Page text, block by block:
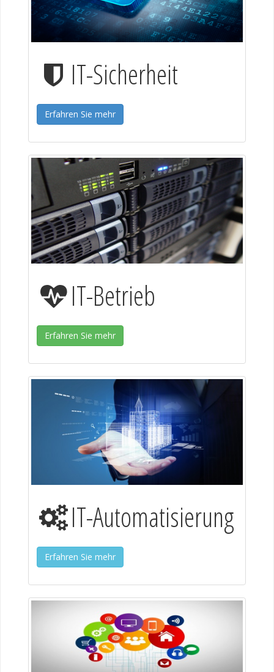
IT-Sicherheit
Erfahren Sie mehr
IT-Betrieb
Erfahren Sie mehr
IT-Automatisierung
Erfahren Sie mehr